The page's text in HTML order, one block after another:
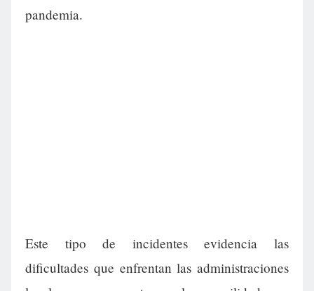
pandemia.
Este tipo de incidentes evidencia las
dificultades que enfrentan las administraciones